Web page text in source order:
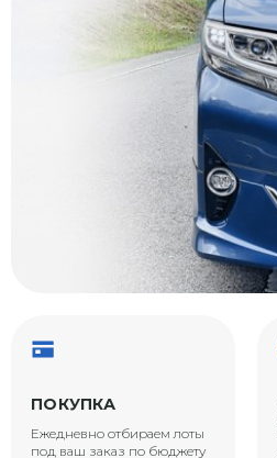
ПОКУПКА
Ежедневно отбираем лоты
под ваш заказ по бюджету